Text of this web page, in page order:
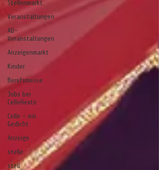
Stellenmarkt
Veranstaltungen
AD-
Veranstaltungen
Anzeigenmarkt
Kinder
Berufsmesse
Jobs bei
CelleHeute
Celle - ein
Gedicht
Anzeige
stelle
stell